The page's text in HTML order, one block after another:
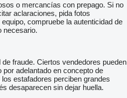
o mercancías con prepago. Si no
aclaraciones, pida fotos
compruebe la autenticidad de
necesario.
fraude. Ciertos vendedores pueden
por adelantado en concepto de
estafadores perciben grandes
desaparecen sin dejar huella.